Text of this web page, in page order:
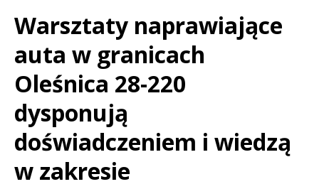
Warsztaty naprawiające
auta w granicach
Oleśnica 28-220
dysponują
doświadczeniem i wiedzą
w zakresie